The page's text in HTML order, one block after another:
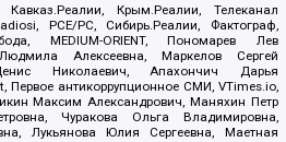
Крым.Реалии, Телеканал
PCE/PC, Сибирь.Реалии, Фактограф,
MEDIUM-ORIENT, Пономарев Лев
Алексеевна, Маркелов Сергей
Николаевич, Апахончич Дарья
Первое антикоррупционное СМИ, VTimes.io,
Максим Александрович, Маняхин Петр
Чуракова Ольга Владимировна,
Лукьянова Юлия Сергеевна, Маетная